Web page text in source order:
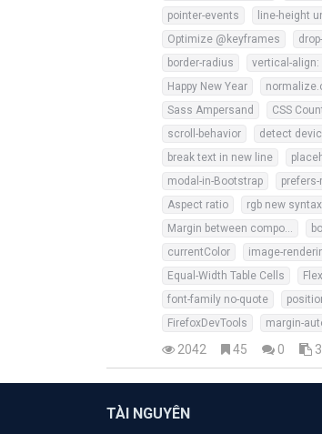
pointer-events
line-height
Optimize @keyframes
border-radius
vertical-align:
Happy New Year
Sass Ampersand
CSS
scroll-behavior
detect
break text in new line
modal-in-Bootstrap
Aspect ratio
rgb new syntax
Margin between components
currentColor
Equal-Width Table Cells
font-family no-quote
FirefoxDevTools
margin-
2042 45 0
TÀI NGUYÊN